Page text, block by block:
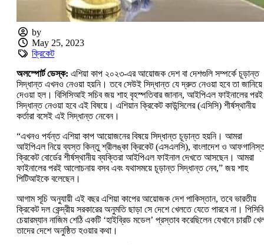
by
May 25, 2023
ক্রিকেট
অলস্পোর্ট ডেস্ক: এশিয়া কাপ ২০২৩-এর আয়োজক দেশ বা দেশগুলি সম্পর্কে চূড়ান্ত
সিদ্ধান্ত এখনও নেওয়া হয়নি। তবে সেউই সিদ্ধান্ত যে দ্রুত নেওয়া হবে তা জানিয়ে
দেওয়া হল। বিসিসিআই সচিব জয় শাহ বৃহস্পতিবার জানান, আইপিএল ফাইনালের পরই
সিদ্ধান্ত নেওয়া হবে এই বিষয়ে। এশিয়ান ক্রিকেট কাউন্সিলের (এসিসি) শীর্ষস্থানীয়
কর্তারা বসেই এই সিদ্ধান্ত নেবেন।
“এখনও পর্যন্ত এশিয়া কাপ আয়োজনের বিষয়ে সিদ্ধান্ত চূড়ান্ত হয়নি। আমরা
আইপিএল নিয়ে ব্যস্ত কিন্তু শ্রীলঙ্কা ক্রিকেট (এসএলসি), বাংলাদেশ ও
ক্রিকেট বোর্ডের শীর্ষস্থানীয় ব্যক্তিরা আইপিএল ফাইনাল দেখতে আসছেন। আমরা
ফাইনালের পরই আলোচনায় বসব এবং যথাসময়ে চূড়ান্ত সিদ্ধান্ত নেব,” জয় শাহ
পিটিআইকে বলেছেন।
আগাম সূচি অনুযায়ী এই বছর এশিয়া কাপের আয়োজক দেশ পাকিস্তান, তবে ভারতীয়
ক্রিকেট দল কেন্দ্রীয় সরকারের অনুমতি ছাড়া সে দেশে খেলতে যেতে পারবে না। পিসিবি
চেয়ারম্যান নাজিম শেঠি একটি ‘হাইব্রিড মডেল’ প্রস্তাব করেছিলেন যেখানে চারটি
তাদের দেশে অনুষ্ঠিত হওয়ার কথা।